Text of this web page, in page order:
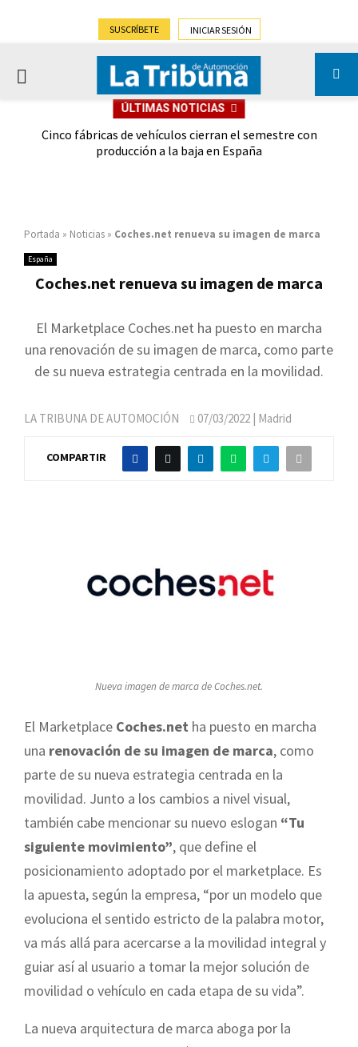
SUSCRÍBETE INICIAR SESIÓN
PRIMARY
ÚLTIMAS NOTICIAS
Cinco fábricas de vehículos cierran el semestre con
producción a la baja en España
Portada » Noticias » Coches.net renueva su imagen de marca
España
Coches.net renueva su imagen de marca
El Marketplace Coches.net ha puesto en marcha
una renovación de su imagen de marca, como parte
de su nueva estrategia centrada en la movilidad.
LA TRIBUNA DE AUTOMOCIÓN 07/03/2022 | Madrid
COMPARTIR
Nueva imagen de marca de Coches.net.
El Marketplace Coches.net ha puesto en marcha
una renovación de su imagen de marca, como
parte de su nueva estrategia centrada en la
movilidad. Junto a los cambios a nivel visual,
también cabe mencionar su nuevo eslogan “Tu
siguiente movimiento”, que define el
posicionamiento adoptado por el marketplace. Es
la apuesta, según la empresa, “por un modelo que
evoluciona el sentido estricto de la palabra motor,
va más allá para acercarse a la movilidad integral y
guiar así al usuario a tomar la mejor solución de
movilidad o vehículo en cada etapa de su vida”.
La nueva arquitectura de marca aboga por la